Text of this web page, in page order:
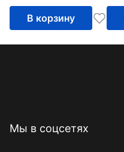
Медицина, Сфера
обслуживания
В корзину
Мы в соцсетях